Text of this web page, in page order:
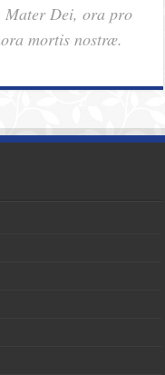
Mater Dei, ora pro
mortis nostræ.